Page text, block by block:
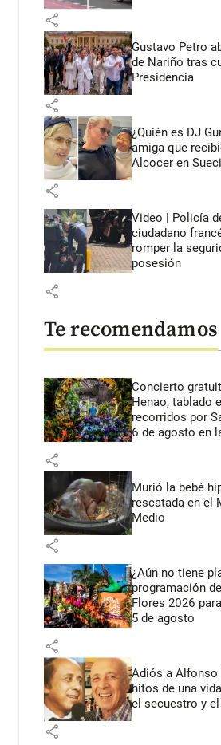
share
Gustavo Petro
de Nariño tras
Presidencia
share
¿Quién es DJ
amiga que
Alcocer en
share
Video | Policía
ciudadano
romper la
posesión
share
Te recomendamos
Concierto
Henao, tablado
recorridos por
6 de agosto en
share
Murió la bebé
rescatada en el
Medio
share
¿Aún no tiene
programación
Flores 2026
5 de agosto
share
Adiós a Alfonso
hitos de una
el secuestro y el
share